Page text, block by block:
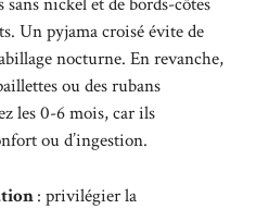
Un pyjama croisé évite de
nocturne. En revanche,
ou des rubans
les 0-6 mois, car ils
ou d’ingestion.
: privilégier la